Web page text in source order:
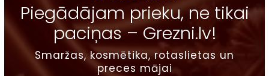
Piegādājam prieku, ne tikai
paciņas – Grezni.lv!
Smaržas, kosmētika, rotaslietas un
preces mājai